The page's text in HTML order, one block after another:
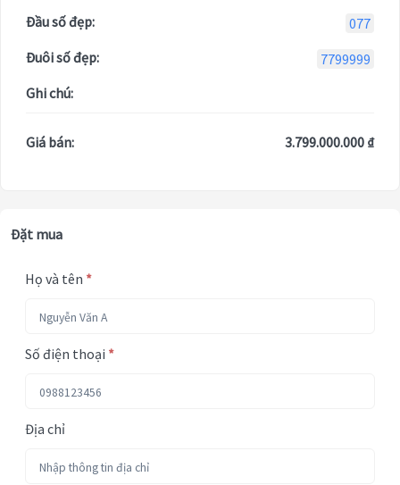
Đầu số đẹp:
077
Đuôi số đẹp:
7799999
Ghi chú:
Giá bán: 3.799.000.000 ₫
Đặt mua
Họ và tên *
Số điện thoại *
Địa chỉ